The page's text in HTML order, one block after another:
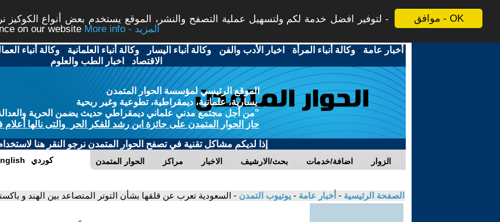
موافق - OK
لتوفير افضل خدمة لكم ولتسهيل عملية التصفح والنشر، الموقع يستخدم بعض أنواع
on our website
More info - المزيد
أخبار عامة -وكالة أنباء المرأة - اخبار الأدب والفن -وكالة أنباء اليسار -وكالة أنباء العلمانية -وكالة أنباء
الاقتصاد - اخبار الطب والعلوم
الموقع الرئيسي لمؤسسة الحوار المتمدن
يسارية، علمانية، ديمقراطية، تطوعية وغير ربحية
"من أجل مجتمع مدني علماني ديمقراطي حديث يضمن الحرية والعدالة
حاز الحوار المتمدن على جائزة ابن رشد للفكر الحر والتى نالها أعلام
إذا لديكم مشاكل تقنية في تصفح الحوار المتمدن نرجو النقر هنا
الحوار المتمدن مراكز الاخبار بحث/الارشيف اضافة/خدمات الزوار كوردي
الصفحة الرئيسية - أخبار عامة - يوتيوب التمدن - السعودية تعرب عن قلقها بشأن التوتر المتصاعد بين الهند و